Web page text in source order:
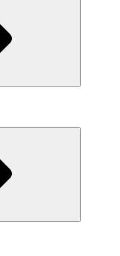
取り組み（日本）
組み（米国/英語）
リー
報